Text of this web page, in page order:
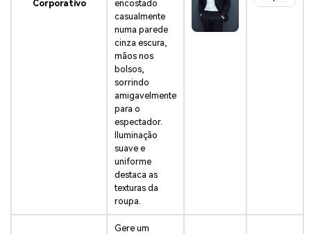
Corporativo
encostado
casualmente
numa parede
cinza escura,
mãos nos
bolsos,
sorrindo
amigavelmente
para o
espectador.
Iluminação
suave e
uniforme
destaca as
texturas da
roupa.
Gere um